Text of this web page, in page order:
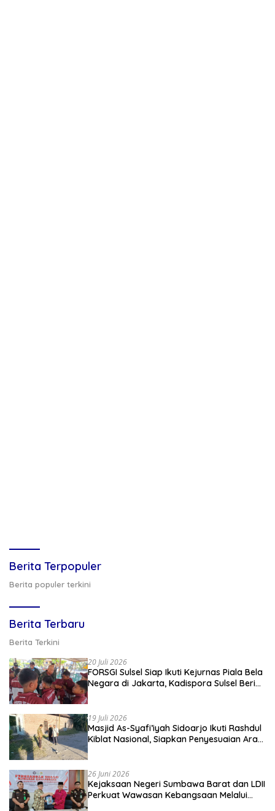
Berita Terpopuler
Berita populer terkini
Berita Terbaru
Berita Terkini
20 Juli 2026
FORSGI Sulsel Siap Ikuti Kejurnas Piala Bela
Negara di Jakarta, Kadispora Sulsel Beri
19 Juli 2026
Masjid As-Syafi’iyah Sidoarjo Ikuti Rashdul
Kiblat Nasional, Siapkan Penyesuaian Arah
26 Juni 2026
Kejaksaan Negeri Sumbawa Barat dan LDII
Perkuat Wawasan Kebangsaan Melalui